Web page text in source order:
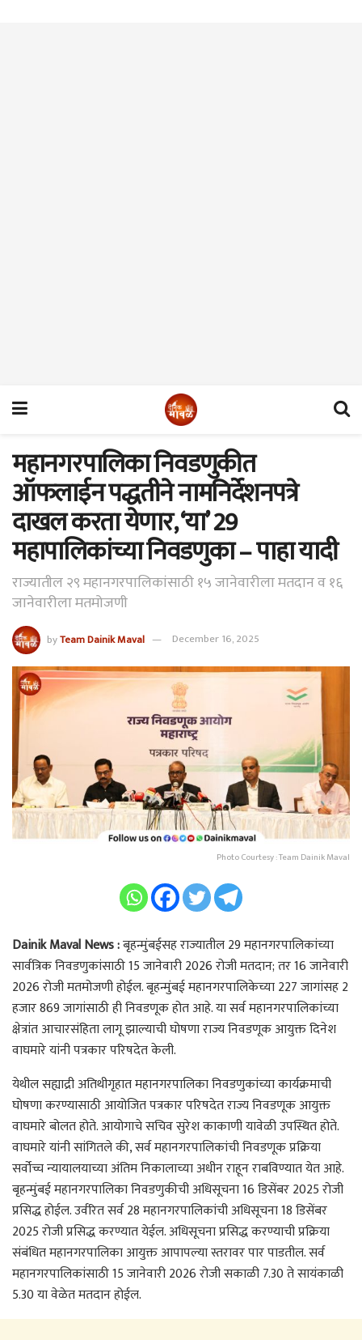
महानगरपालिका निवडणुकीत
ऑफलाईन पद्धतीने नामनिर्देशनपत्रे
दाखल करता येणार, ‘या’ 29
महापालिकांच्या निवडणुका – पाहा यादी
राज्यातील २९ महानगरपालिकांसाठी १५ जानेवारीला मतदान व १६
जानेवारीला मतमोजणी
byTeam Dainik Maval December 16, 2025
Photo Courtesy : Team Dainik Maval
Dainik Maval News :बृहन्मुंबईसह राज्यातील 29 महानगरपालिकांच्या
सार्वत्रिक निवडणुकांसाठी 15 जानेवारी 2026 रोजी मतदान; तर 16 जानेवारी
2026 रोजी मतमोजणी होईल. बृहन्मुंबई महानगरपालिकेच्या 227 जागांसह 2
हजार 869 जागांसाठी ही निवडणूक होत आहे. या सर्व महानगरपालिकांच्या
क्षेत्रांत आचारसंहिता लागू झाल्याची घोषणा राज्य निवडणूक आयुक्त दिनेश
वाघमारे यांनी पत्रकार परिषदेत केली.
येथील सह्याद्री अतिथीगृहात महानगरपालिका निवडणुकांच्या कार्यक्रमाची
घोषणा करण्यासाठी आयोजित पत्रकार परिषदेत राज्य निवडणूक आयुक्त
वाघमारे बोलत होते. आयोगाचे सचिव सुरेश काकाणी यावेळी उपस्थित होते.
वाघमारे यांनी सांगितले की, सर्व महानगरपालिकांची निवडणूक प्रक्रिया
सर्वोच्च न्यायालयाच्या अंतिम निकालाच्या अधीन राहून राबविण्यात येत आहे.
बृहन्मुंबई महानगरपालिका निवडणुकीची अधिसूचना 16 डिसेंबर 2025 रोजी
प्रसिद्ध होईल. उर्वरित सर्व 28 महानगरपालिकांची अधिसूचना 18 डिसेंबर
2025 रोजी प्रसिद्ध करण्यात येईल. अधिसूचना प्रसिद्ध करण्याची प्रक्रिया
संबंधित महानगरपालिका आयुक्त आपापल्या स्तरावर पार पाडतील. सर्व
महानगरपालिकांसाठी 15 जानेवारी 2026 रोजी सकाळी 7.30 ते सायंकाळी
5.30 या वेळेत मतदान होईल.